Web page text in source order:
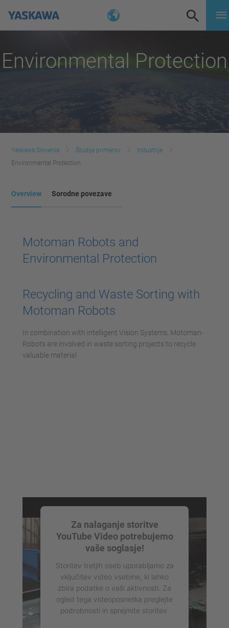
Environmental Protection
Yaskawa Slovenia Študije primerov
Industrije
Environmental Protection
Overview Sorodne povezave
Motoman Robots and
Environmental Protection
Recycling and Waste Sorting with
Motoman Robots
In combination with intelligent Vision Systems, Motoman-
Robots are involved in waste sorting projects to recycle
valuable material
Za nalaganje storitve
YouTube Video potrebujemo
vaše soglasje!
Storitev tretjih oseb uporabljamo za
vključitev video vsebine, ki lahko
zbira podatke o vaši aktivnosti. Za
ogled tega videoposnetka preglejte
podrobnosti in sprejmite storitev.